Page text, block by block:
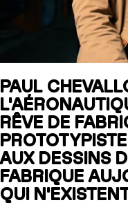
PAUL
RÊVE DE
AUX DESSINS
FABRIQUE
QUI